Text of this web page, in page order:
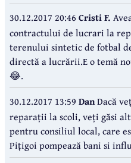
30.12.2017 20:46 Cristi F.
contractului de lucrari la
terenului sintetic de fotbal
directă a lucrării.E o temă
😂.
30.12.2017 13:59 DanDacă
reparații la scoli, veți găsi
pentru consiliul local, care
Pițigoi pompează bani si